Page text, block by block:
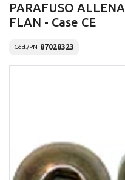
PARAFUSO ALLENA
FLAN - Case CE
Cód./PN 87028323